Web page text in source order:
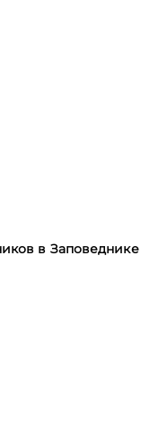
в Заповеднике